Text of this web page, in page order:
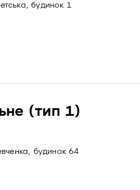
будинок 1
(тип 1)
будинок 64